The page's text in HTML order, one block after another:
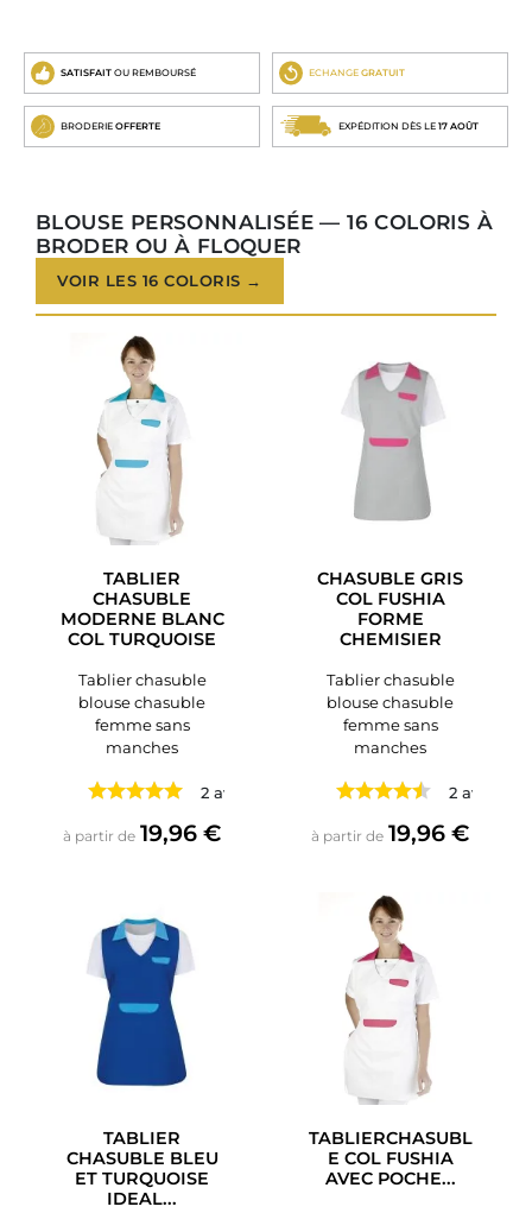
SATISFAIT OU REMBOURSÉ ECHANGE GRATUIT
BRODERIE OFFERTE EXPÉDITION DÈS LE 17 AOÛT
BLOUSE PERSONNALISÉE — 16 COLORIS À
BRODER OU À FLOQUER
VOIR LES 16 COLORIS →
TABLIER
CHASUBLE
MODERNE BLANC
COL TURQUOISE
Tablier chasuble
blouse chasuble
femme sans
manches
2 avis
à partir de Prix
19,96 €
CHASUBLE GRIS
COL FUSHIA
FORME
CHEMISIER
Tablier chasuble
blouse chasuble
femme sans
manches
2 avis
à partir de Prix
19,96 €
TABLIER
CHASUBLE BLEU
ET TURQUOISE
IDEAL...
TABLIERCHASUBL
E COL FUSHIA
AVEC POCHE...